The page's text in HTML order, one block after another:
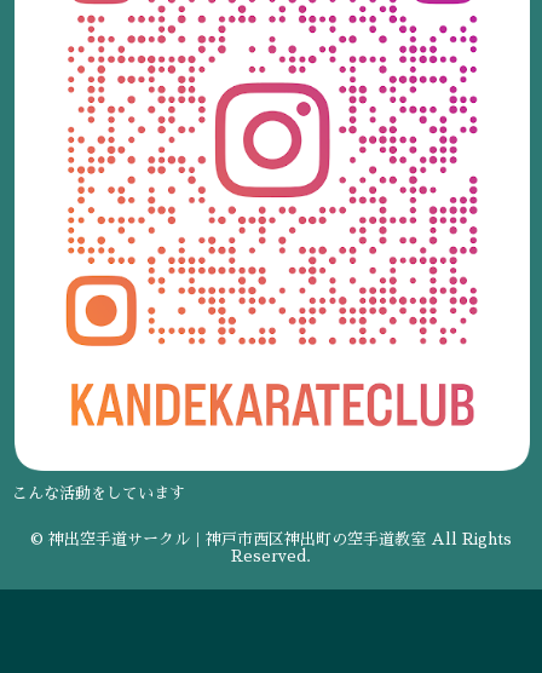
こんな活動をしています
© 神出空手道サークル｜神戸市西区神出町の空手道教室 All Rights
Reserved.